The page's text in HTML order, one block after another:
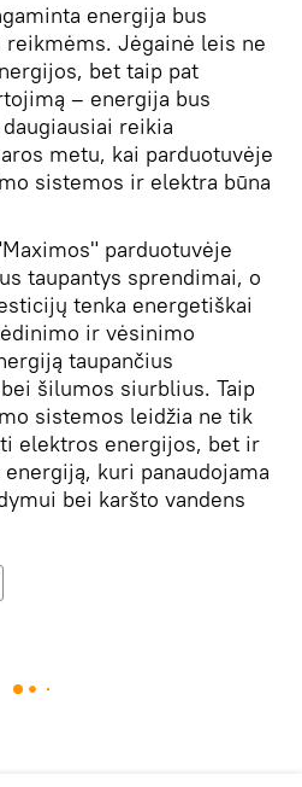
energija bus
reikmėms. Jėgainė leis ne
bet taip pat
– energija bus
reikia
metu, kai parduotuvėje
sistemos ir elektra būna
parduotuvėje
taupantys sprendimai, o
tenka energetiškai
ir vėsinimo
taupančius
šilumos siurblius. Taip
sistemos leidžia ne tik
elektros energijos, bet ir
kuri panaudojama
bei karšto vandens